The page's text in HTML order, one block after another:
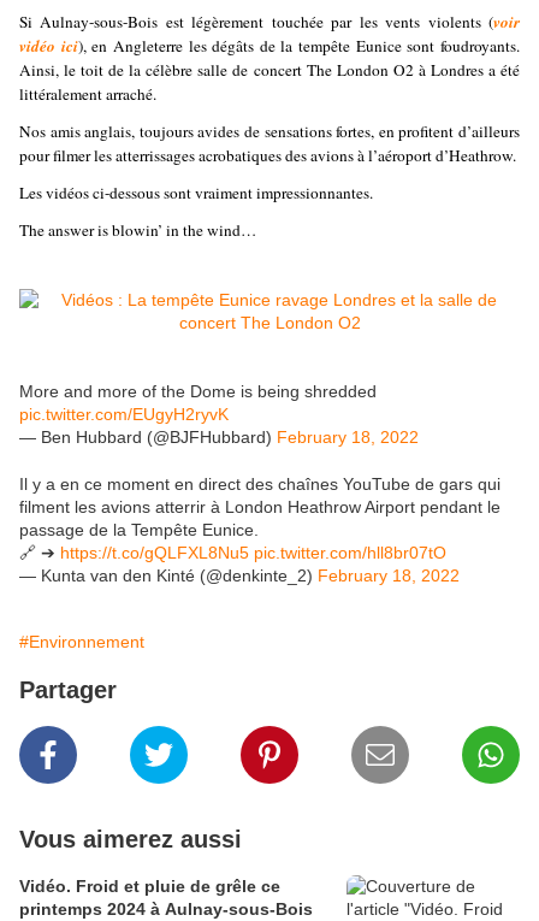
Si Aulnay-sous-Bois est légèrement touchée par les vents violents (voir
vidéo ici), en Angleterre les dégâts de la tempête Eunice sont foudroyants.
Ainsi, le toit de la célèbre salle de concert The London O2 à Londres a été
littéralement arraché.
Nos amis anglais, toujours avides de sensations fortes, en profitent d’ailleurs
pour filmer les atterrissages acrobatiques des avions à l’aéroport d’Heathrow.
Les vidéos ci-dessous sont vraiment impressionnantes.
The answer is blowin’ in the wind…
More and more of the Dome is being shredded
pic.twitter.com/EUgyH2ryvK
— Ben Hubbard (@BJFHubbard) February 18, 2022
Il y a en ce moment en direct des chaînes YouTube de gars qui
filment les avions atterrir à London Heathrow Airport pendant le
passage de la Tempête Eunice.
🔗 ➔ https://t.co/gQLFXL8Nu5 pic.twitter.com/hll8br07tO
— Kunta van den Kinté (@denkinte_2) February 18, 2022
#Environnement
Partager
Vous aimerez aussi
Vidéo. Froid et pluie de grêle ce
printemps 2024 à Aulnay-sous-Bois